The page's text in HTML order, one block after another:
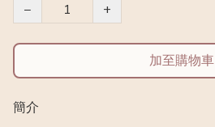
−
+
加至購物車
簡介